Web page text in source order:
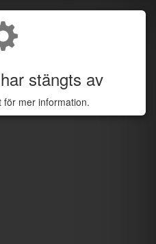
stängts av
för mer information.